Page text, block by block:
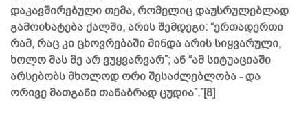
დაკავშირებული თემა, რომელიც დაუსრულებლად
გამოიხატება ქალში, არის შემდეგი: “ერთადერთი
რამ, რაც კი ცხოვრებაში მინდა არის სიყვარული,
ხოლო მას მე არ ვუყვარვარ”; ან “ამ სიტუაციაში
არსებობს მხოლოდ ორი შესაძლებლობა - და
ორივე მათგანი თანაბრად ცუდია”.”[8]